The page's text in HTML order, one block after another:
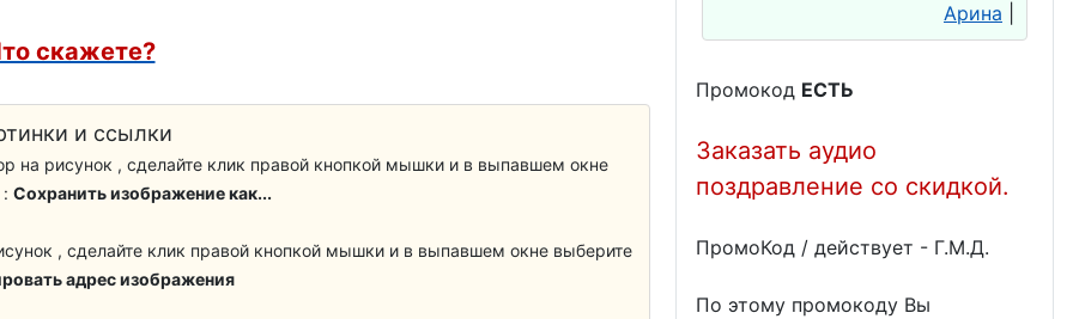
Змея
Бойцы ВДВ
скажете?
и ссылки
на рисунок , сделайте клик правой кнопкой мышки и в выпавшем окне
Сохранить изображение как...
, сделайте клик правой кнопкой мышки и в выпавшем окне выберите
адрес изображения
Арина
Промокод ЕСТЬ
Заказать аудио
поздравление со скидкой.
ПромоКод / действует - Г.М.Д.
По этому промокоду Вы